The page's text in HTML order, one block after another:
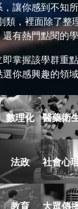
讓你感到不知
類，裡面除了整
還有熱門點閱的
掌握該學群重
你感興趣的領
數理化 醫藥衛
法政 社會心
教育 大眾傳